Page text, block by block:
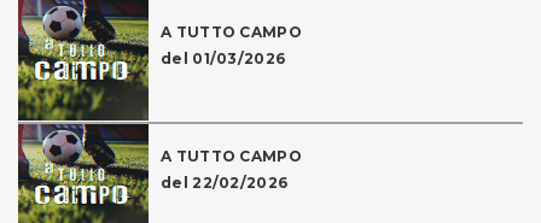
A TUTTO CAMPO
del 01/03/2026
A TUTTO CAMPO
del 22/02/2026